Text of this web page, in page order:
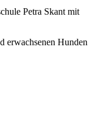
Petra Skant mit
erwachsenen Hunden